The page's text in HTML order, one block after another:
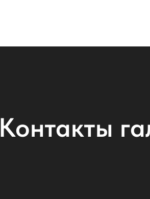
Контакты